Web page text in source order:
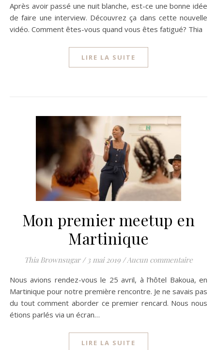
Après avoir passé une nuit blanche, est-ce une bonne idée
de faire une interview. Découvrez ça dans cette nouvelle
vidéo. Comment êtes-vous quand vous êtes fatigué? Thia
LIRE LA SUITE
Mon premier meetup en
Martinique
Thia Brownsugar / 3 mai 2019 / Aucun commentaire
Nous avions rendez-vous le 25 avril, à l’hôtel Bakoua, en
Martinique pour notre première rencontre. Je ne savais pas
du tout comment aborder ce premier rencard. Nous nous
étions parlés via un écran…
LIRE LA SUITE